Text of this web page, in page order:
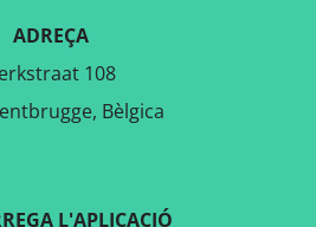
ADREÇA
108
Bèlgica
L'APLICACIÓ